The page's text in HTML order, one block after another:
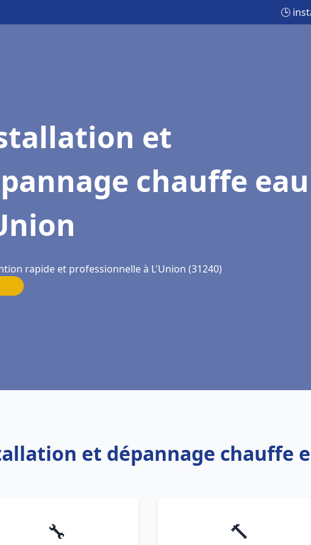
🕒
et
chauffe eau
rapide et professionnelle à L'Union (31240)
et dépannage chauffe
🔧 🔨